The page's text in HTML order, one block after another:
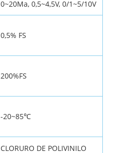
0~20Ma, 0,5~4,5V, 0/1~5/10V
0,5% FS
200%FS
-20~85℃
CLORURO DE POLIVINILO